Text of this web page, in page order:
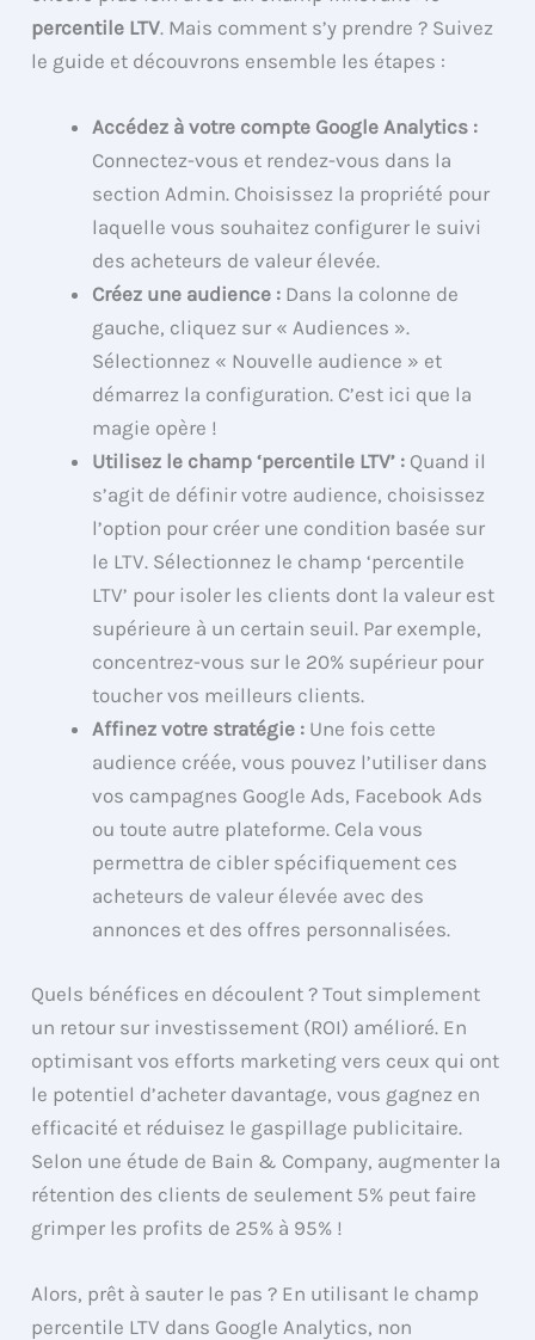
percentile LTV. Mais comment s’y prendre ? Suivez
le guide et découvrons ensemble les étapes :
Accédez à votre compte Google Analytics :
Connectez-vous et rendez-vous dans la
section Admin. Choisissez la propriété pour
laquelle vous souhaitez configurer le suivi
des acheteurs de valeur élevée.
Créez une audience : Dans la colonne de
gauche, cliquez sur « Audiences ».
Sélectionnez « Nouvelle audience » et
démarrez la configuration. C’est ici que la
magie opère !
Utilisez le champ ‘percentile LTV’ : Quand il
s’agit de définir votre audience, choisissez
l’option pour créer une condition basée sur
le LTV. Sélectionnez le champ ‘percentile
LTV’ pour isoler les clients dont la valeur est
supérieure à un certain seuil. Par exemple,
concentrez-vous sur le 20% supérieur pour
toucher vos meilleurs clients.
Affinez votre stratégie : Une fois cette
audience créée, vous pouvez l’utiliser dans
vos campagnes Google Ads, Facebook Ads
ou toute autre plateforme. Cela vous
permettra de cibler spécifiquement ces
acheteurs de valeur élevée avec des
annonces et des offres personnalisées.
Quels bénéfices en découlent ? Tout simplement
un retour sur investissement (ROI) amélioré. En
optimisant vos efforts marketing vers ceux qui ont
le potentiel d’acheter davantage, vous gagnez en
efficacité et réduisez le gaspillage publicitaire.
Selon une étude de Bain & Company, augmenter la
rétention des clients de seulement 5% peut faire
grimper les profits de 25% à 95% !
Alors, prêt à sauter le pas ? En utilisant le champ
percentile LTV dans Google Analytics, non